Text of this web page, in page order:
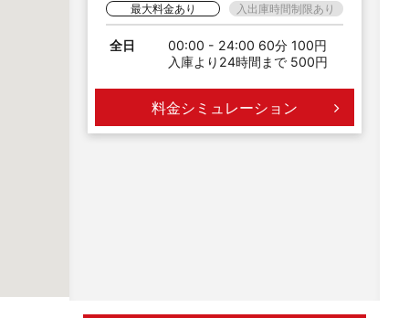
最大料金あり 入出庫時間制限あり
全日
00:00 - 24:00 60分 100円
入庫より24時間まで 500円
料金シミュレーション